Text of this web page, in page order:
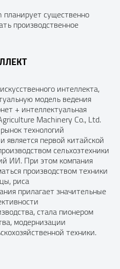
существенно
производственное
интеллекта,
модель ведения
+ интеллектуальная
Machinery Co., Ltd.
технологий
является первой китайской
сельхозтехники
ИИ. При этом компания
производством техники
риса
прилагает значительные
стала пионером
модернизации
техники.